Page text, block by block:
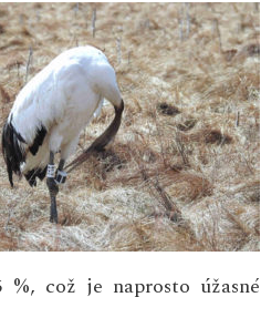
což je naprosto úžasné